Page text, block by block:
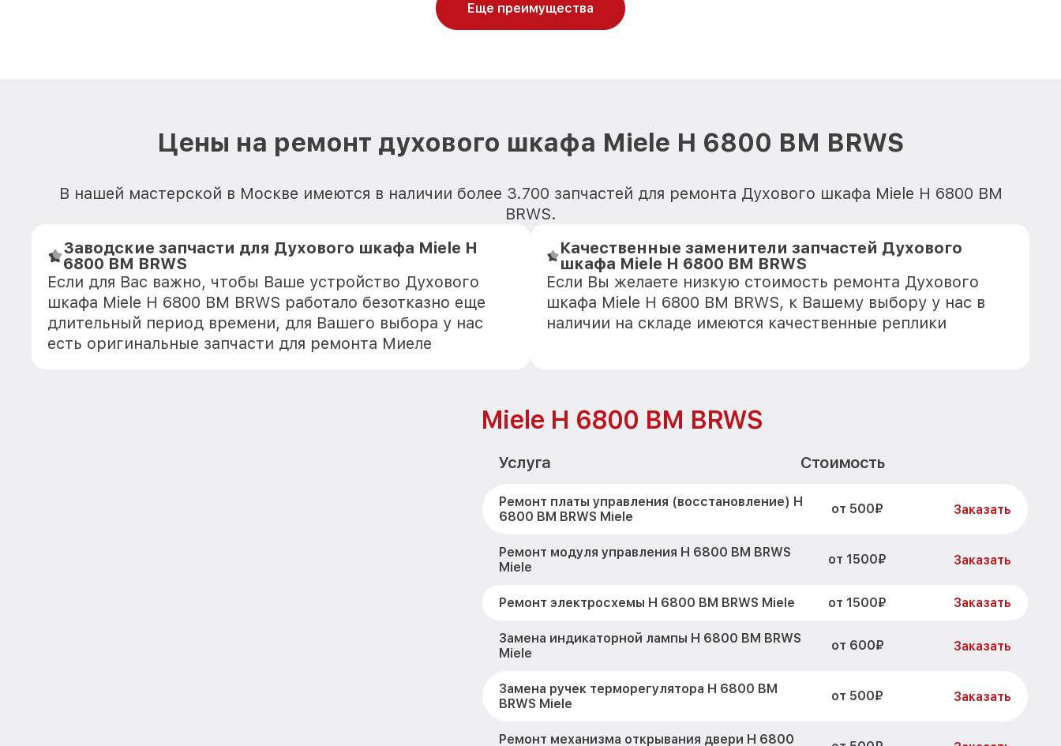
Еще преимущества
Цены на ремонт духового шкафа Miele H 6800 BM BRWS
В нашей мастерской в Москве имеются в наличии более 3.700 запчастей для ремонта Духового шкафа Miele H 6800 BM
BRWS.
Заводские запчасти для Духового шкафа Miele H
6800 BM BRWS
Если для Вас важно, чтобы Ваше устройство Духового
шкафа Miele H 6800 BM BRWS работало безотказно еще
длительный период времени, для Вашего выбора у нас
есть оригинальные запчасти для ремонта Миеле
Качественные заменители запчастей Духового
шкафа Miele H 6800 BM BRWS
Если Вы желаете низкую стоимость ремонта Духового
шкафа Miele H 6800 BM BRWS, к Вашему выбору у нас в
наличии на складе имеются качественные реплики
Miele H 6800 BM BRWS
Услуга Стоимость
Ремонт платы управления (восстановление) H
6800 BM BRWS Miele
от 500₽ Заказать
Ремонт модуля управления H 6800 BM BRWS
Miele
от 1500₽ Заказать
Ремонт электросхемы H 6800 BM BRWS Miele от 1500₽ Заказать
Замена индикаторной лампы H 6800 BM BRWS
Miele
от 600₽ Заказать
Замена ручек терморегулятора H 6800 BM
BRWS Miele
от 500₽ Заказать
Ремонт механизма открывания двери H 6800